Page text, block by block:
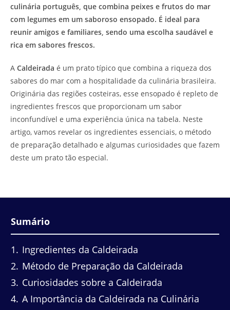
culinária português, que combina peixes e frutos do mar
com legumes em um saboroso ensopado. É ideal para
reunir amigos e familiares, sendo uma escolha saudável e
rica em sabores frescos.
A Caldeirada é um prato típico que combina a riqueza dos
sabores do mar com a hospitalidade da culinária brasileira.
Originária das regiões costeiras, esse ensopado é repleto de
ingredientes frescos que proporcionam um sabor
inconfundível e uma experiência única na tabela. Neste
artigo, vamos revelar os ingredientes essenciais, o método
de preparação detalhado e algumas curiosidades que fazem
deste um prato tão especial.
Sumário
1
Ingredientes da Caldeirada
2 Método de Preparação da Caldeirada
3 Curiosidades sobre a Caldeirada
4 A Importância da Caldeirada na Culinária